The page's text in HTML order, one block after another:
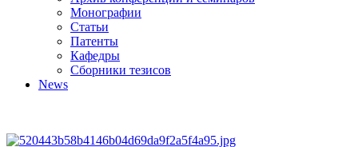
Монографии
Статьи
Патенты
Кафедры
Сборники тезисов
News